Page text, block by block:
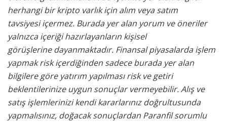
herhangi bir kripto varlık için alım veya satım
tavsiyesi içermez. Burada yer alan yorum ve öneriler
yalnızca içeriği hazırlayanların kişisel
görüşlerine dayanmaktadır. Finansal piyasalarda işlem
yapmak risk içerdiğinden sadece burada yer alan
bilgilere göre yatırım yapılması risk ve getiri
beklentilerinize uygun sonuçlar vermeyebilir. Alış ve
satış işlemlerinizi kendi kararlarınız doğrultusunda
yapmalısınız, doğacak sonuçlardan Paranfil sorumlu